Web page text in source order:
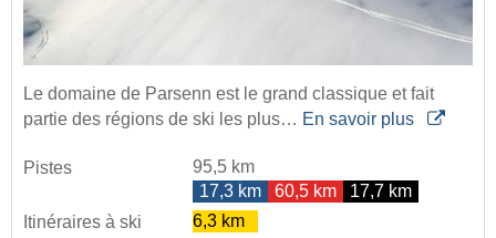
Le domaine de Parsenn est le grand classique et fait
partie des régions de ski les plus… En savoir plus
Pistes
95,5 km
17,3 km
60,5 km
17,7 km
Itinéraires à ski
6,3 km